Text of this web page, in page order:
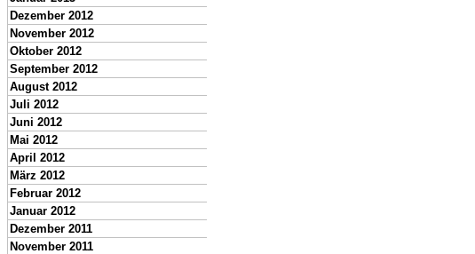
Dezember 2012
November 2012
Oktober 2012
September 2012
August 2012
Juli 2012
Juni 2012
Mai 2012
April 2012
März 2012
Februar 2012
Januar 2012
Dezember 2011
November 2011